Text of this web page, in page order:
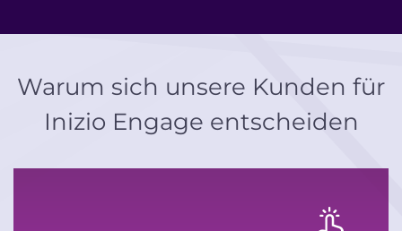
Warum sich unsere Kunden für
Inizio Engage entscheiden